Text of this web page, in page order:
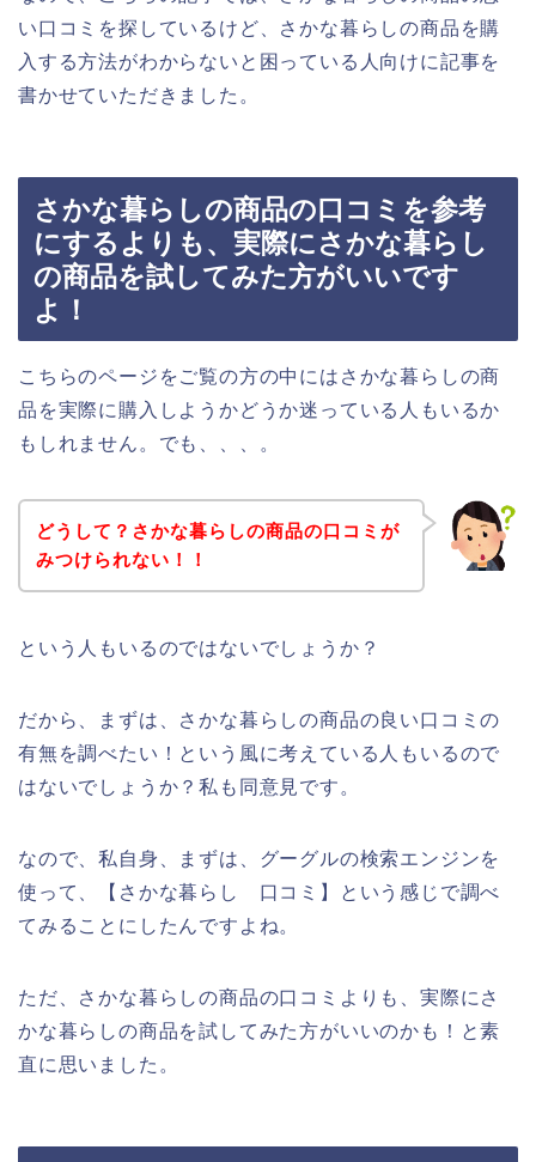
い口コミを探しているけど、さかな暮らしの商品を購
入する方法がわからないと困っている人向けに記事を
書かせていただきました。
さかな暮らしの商品の口コミを参考
にするよりも、実際にさかな暮らし
の商品を試してみた方がいいです
よ！
こちらのページをご覧の方の中にはさかな暮らしの商
品を実際に購入しようかどうか迷っている人もいるか
もしれません。でも、、、。
どうして？さかな暮らしの商品の口コミが
みつけられない！！
という人もいるのではないでしょうか？
だから、まずは、さかな暮らしの商品の良い口コミの
有無を調べたい！という風に考えている人もいるので
はないでしょうか？私も同意見です。
なので、私自身、まずは、グーグルの検索エンジンを
使って、【さかな暮らし 口コミ】という感じで調べ
てみることにしたんですよね。
ただ、さかな暮らしの商品の口コミよりも、実際にさ
かな暮らしの商品を試してみた方がいいのかも！と素
直に思いました。